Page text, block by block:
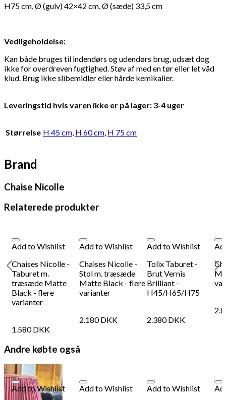
H75 cm, Ø (gulv) 42×42 cm, Ø (sæde) 33,5 cm
Vedligeholdelse:
Kan både bruges til indendørs og udendørs brug, udsæt dog
ikke for overdreven fugtighed. Støv af med en tør eller let våd
klud. Brug ikke slibemidler eller hårde kemikalier.
Leveringstid hvis varen ikke er på lager: 3-4 uger
Størrelse H 45 cm, H 60 cm, H 75 cm
Brand
Chaise Nicolle
Relaterede produkter
Add to Wishlist
Chaises Nicolle -
Taburet m.
træsæde Matte
Black - flere
varianter
1.580DKK
Add to Wishlist
Chaises Nicolle -
Stol m. træsæde
Matte Black - flere
varianter
2.180DKK
Add to Wishlist
Tolix Taburet -
Brut Vernis
Brilliant -
H45/H65/H75
2.380DKK
Andre købte også
Add to Wishlist
Add to Wishlist
Add to Wishlist